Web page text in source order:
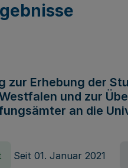
zur Erhebung der
und zur
an die
Seit 01. Januar 2021